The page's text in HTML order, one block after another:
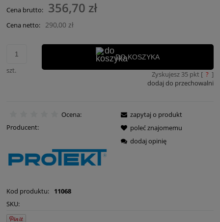
Cena brutto: 356,70 zł
Cena netto: 290,00 zł
szt.
DO KOSZYKA
Zyskujesz 35pkt [ ? ]
dodaj do przechowalni
Ocena:
Producent:
Kod produktu:
11068
SKU:
zapytaj o produkt
poleć znajomemu
dodaj opinię